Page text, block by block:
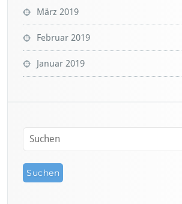
März 2019
Februar 2019
Januar 2019